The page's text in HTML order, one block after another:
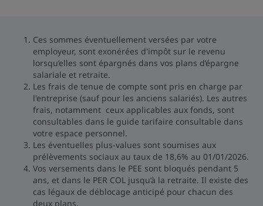
Ces sommes éventuellement versées par votre
employeur, sont exonérées d'impôt sur le revenu
lorsqu’elles sont épargnés dans vos plans d’épargne
salariale et retraite.
Les frais de tenue de compte sont pris en charge par
l'entreprise (sauf pour les anciens salariés). Les autres
frais, notamment ceux applicables aux fonds, sont
consultables dans le guide tarifaire consultable dans
votre espace personnel.
Les éventuelles plus-values sont soumises aux
prélèvements sociaux au taux de 18,6% au 01/01/2026.
Vos versements dans le PEE sont bloqués pendant 5
ans, et dans le PER COL jusqu’à la retraite. Il existe des
cas légaux de déblocage anticipé pour chacun des
deux plans.